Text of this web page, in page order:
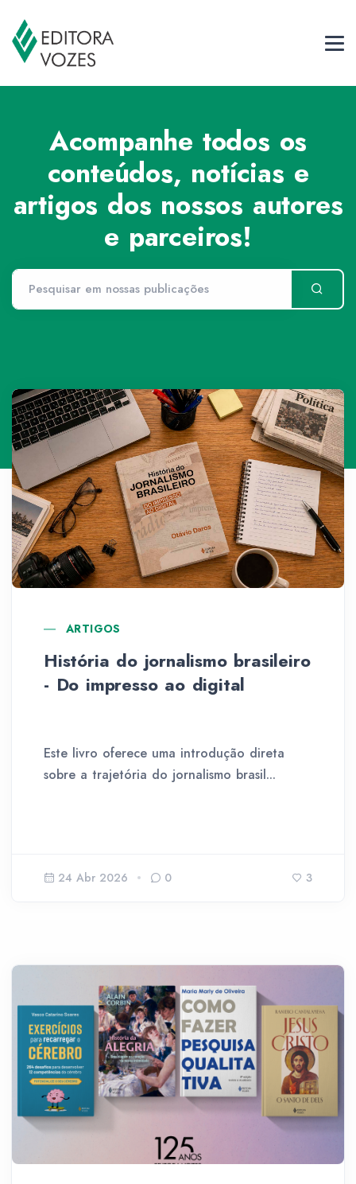
Acompanhe todos os
conteúdos, notícias e
artigos dos nossos autores
e parceiros!
ARTIGOS
História do jornalismo brasileiro
- Do impresso ao digital
Este livro oferece uma introdução direta
sobre a trajetória do jornalismo brasil...
24 Abr 2026 0 3